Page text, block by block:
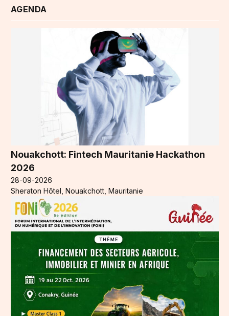
AGENDA
Nouakchott: Fintech Mauritanie Hackathon
2026
28-09-2026
Sheraton Hôtel, Nouakchott, Mauritanie